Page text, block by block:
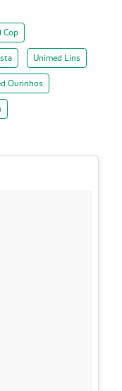
Cop
Unimed Lins
Ourinhos